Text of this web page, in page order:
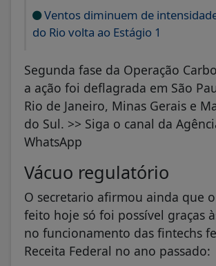
Ventos diminuem de
do Rio volta ao Estágio 1
Segunda fase da Operação
a ação foi deflagrada em São
Rio de Janeiro, Minas Gerais e
do Sul. >> Siga o canal da
WhatsApp
Vácuo regulatório
O secretario afirmou ainda que
feito hoje só foi possível graças
no funcionamento das fintechs
Receita Federal no ano passado: